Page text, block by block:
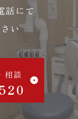
話にて
い
相談